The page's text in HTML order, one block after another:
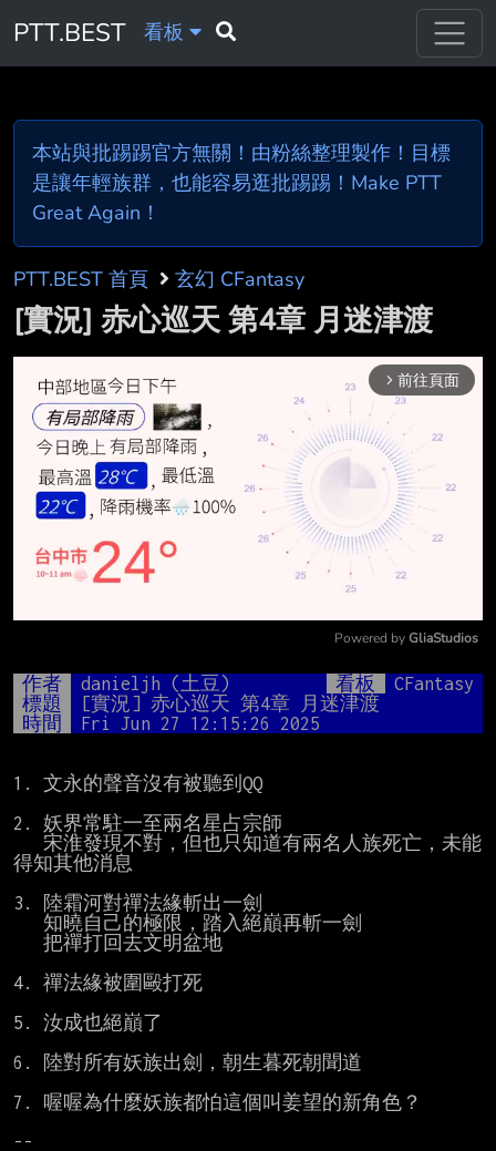
PTT.BEST 看板
本站與批踢踢官方無關！由粉絲整理製作！目標
是讓年輕族群，也能容易逛批踢踢！Make PTT
Great Again！
PTT.BEST 首頁 玄幻 CFantasy
[實況] 赤心巡天 第4章 月迷津渡
arrow_forward_ios 前往頁面
Mute
Powered by GliaStudios
作者 danieljh (土豆) 看板
CFantasy
標題
[實況] 赤心巡天 第4章 月迷津渡
時間
Fri Jun 27 12:15:26 2025
1. 文永的聲音沒有被聽到QQ
2. 妖界常駐一至兩名星占宗師
得知其他消息
3. 陸霜河對禪法緣斬出一劍
4. 禪法緣被圍毆打死
5. 汝成也絕巔了
6. 陸對所有妖族出劍，朝生暮死朝聞道
7. 喔喔為什麼妖族都怕這個叫姜望的新角色？